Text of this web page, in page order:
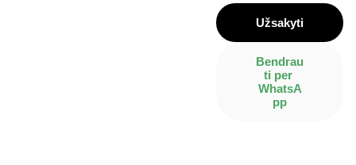
Užsakyti
Bendrau
ti per
WhatsA
pp